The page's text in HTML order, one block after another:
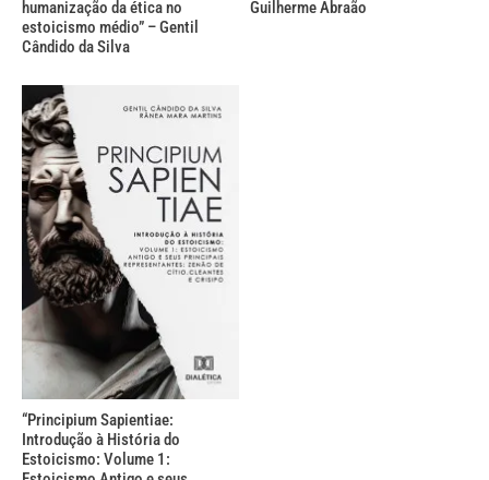
humanização da ética no
estoicismo médio” – Gentil
Cândido da Silva
Guilherme Abraão
“Principium Sapientiae:
Introdução à História do
Estoicismo: Volume 1: